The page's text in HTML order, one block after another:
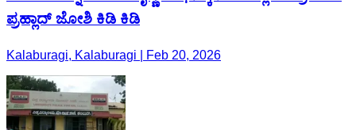
ಪ್ರಹ್ಲಾದ್ ಜೋಶಿ ಕಿಡಿ ಕಿಡಿ
Kalaburagi, Kalaburagi | Feb 20, 2026